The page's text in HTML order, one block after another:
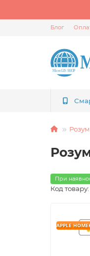
Блог
При
Код
APPLE